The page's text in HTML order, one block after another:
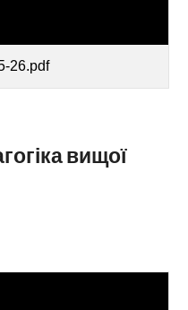
26.pdf
вищої